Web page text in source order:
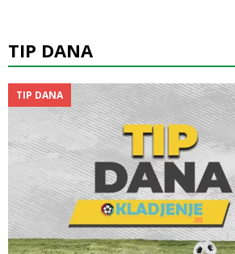
TIP DANA
TIP DANA